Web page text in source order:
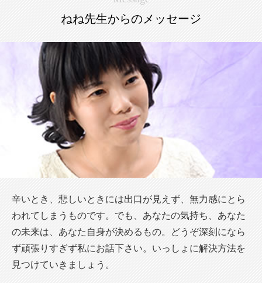
ねね先生からのメッセージ
辛いとき、悲しいときには出口が見えず、無力感にとら
われてしまうものです。でも、あなたの気持ち、あなた
の未来は、あなた自身が決めるもの。どうぞ深刻になら
ず頑張りすぎず私にお話下さい。いっしょに解決方法を
見つけていきましょう。